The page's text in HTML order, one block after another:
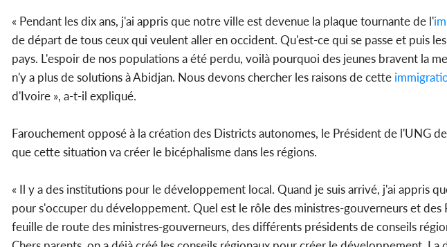
« Pendant les dix ans, j'ai appris que notre ville est devenue la plaque tournante de l'
de départ de tous ceux qui veulent aller en occident. Qu'est-ce qui se passe et puis
pays. L'espoir de nos populations a été perdu, voilà pourquoi des jeunes bravent la
n'y a plus de solutions à Abidjan. Nous devons chercher les raisons de cette
d'Ivoire », a-t-il expliqué.
Farouchement opposé à la création des Districts autonomes, le Président de l'UNG
que cette situation va créer le bicéphalisme dans les régions.
« Il y a des institutions pour le développement local. Quand je suis arrivé, j'ai appris
pour s'occuper du développement. Quel est le rôle des ministres-gouverneurs et des
feuille de route des ministres-gouverneurs, des différents présidents de conseils